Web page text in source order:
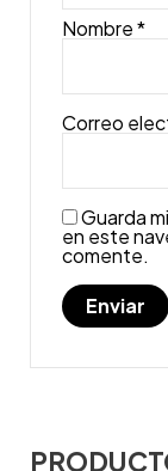
Nombre*
Correo
Guarda
en este
comente.